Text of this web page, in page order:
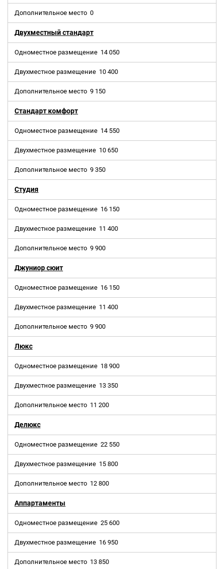
Дополнительное место 0
Двухместный стандарт
Одноместное размещение 14 050
Двухместное размещение 10 400
Дополнительное место 9 150
Стандарт комфорт
Одноместное размещение 14 550
Двухместное размещение 10 650
Дополнительное место 9 350
Студия
Одноместное размещение 16 150
Двухместное размещение 11 400
Дополнительное место 9 900
Джуниор сюит
Одноместное размещение 16 150
Двухместное размещение 11 400
Дополнительное место 9 900
Люкс
Одноместное размещение 18 900
Двухместное размещение 13 350
Дополнительное место 11 200
Делюкс
Одноместное размещение 22 550
Двухместное размещение 15 800
Дополнительное место 12 800
Аппартаменты
Одноместное размещение 25 600
Двухместное размещение 16 950
Дополнительное место 13 850